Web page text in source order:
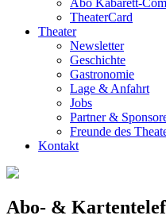
TheaterCard
Theater
Newsletter
Geschichte
Gastronomie
Lage & Anfahrt
Jobs
Partner &
Freunde des
Kontakt
Abo- &